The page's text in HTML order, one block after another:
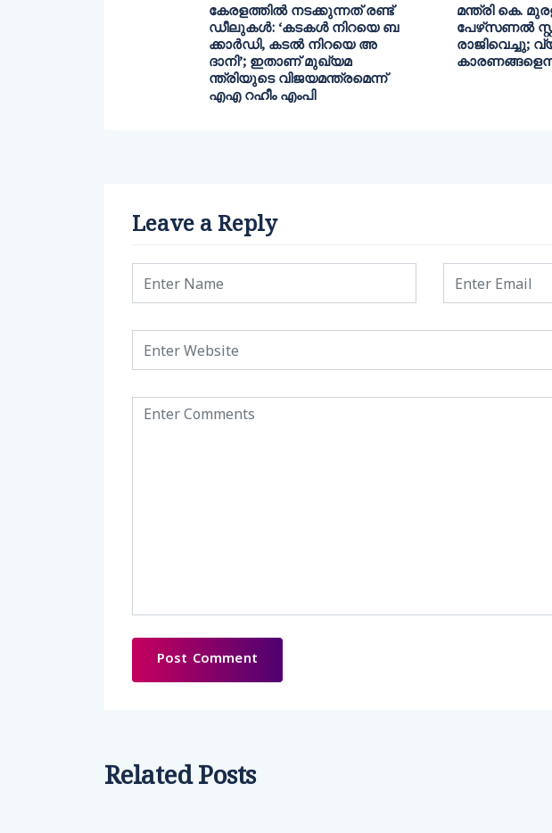
കേരളത്തില്‍ നടക്കുന്നത് രണ്ട്
ഡീലുകള്‍: ‘കടകള്‍ നിറയെ ബ
ക്കാര്‍ഡി, കടല്‍ നിറയെ അ
ദാനി’; ഇതാണ് മുഖ്യമ
ന്ത്രിയുടെ വിജയമന്ത്രമെന്ന്
എഎ റഹീം എംപി
മന്ത്രി കെ.
പേഴ്‌സണല്‍
രാജിവെച്ചു;
Leave a Reply
Related Posts